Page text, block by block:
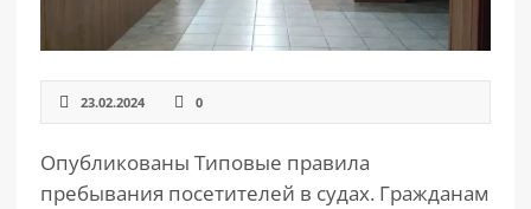
23.02.2024 0
Опубликованы Типовые правила
пребывания посетителей в судах. Гражданам